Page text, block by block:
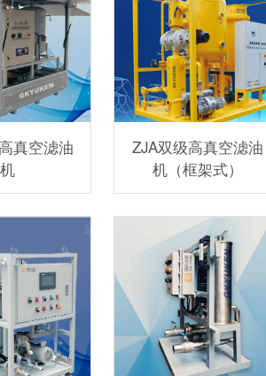
真空滤油
机
ZJA双级高真空滤油
机（框架式）